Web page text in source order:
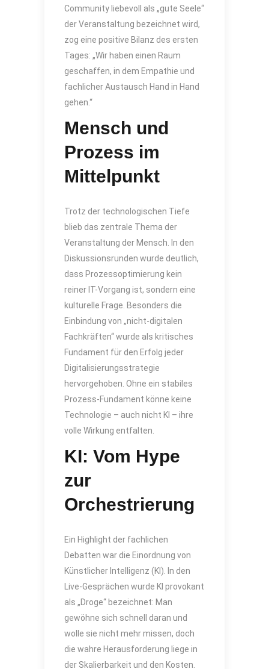
Community liebevoll als „gute Seele“
der Veranstaltung bezeichnet wird,
zog eine positive Bilanz des ersten
Tages: „Wir haben einen Raum
geschaffen, in dem Empathie und
fachlicher Austausch Hand in Hand
gehen.“
Mensch und
Prozess im
Mittelpunkt
Trotz der technologischen Tiefe
blieb das zentrale Thema der
Veranstaltung der Mensch. In den
Diskussionsrunden wurde deutlich,
dass Prozessoptimierung kein
reiner IT-Vorgang ist, sondern eine
kulturelle Frage. Besonders die
Einbindung von „nicht-digitalen
Fachkräften“ wurde als kritisches
Fundament für den Erfolg jeder
Digitalisierungsstrategie
hervorgehoben. Ohne ein stabiles
Prozess-Fundament könne keine
Technologie – auch nicht KI – ihre
volle Wirkung entfalten.
KI: Vom Hype
zur
Orchestrierung
Ein Highlight der fachlichen
Debatten war die Einordnung von
Künstlicher Intelligenz (KI). In den
Live-Gesprächen wurde KI provokant
als „Droge“ bezeichnet: Man
gewöhne sich schnell daran und
wolle sie nicht mehr missen, doch
die wahre Herausforderung liege in
der Skalierbarkeit und den Kosten.